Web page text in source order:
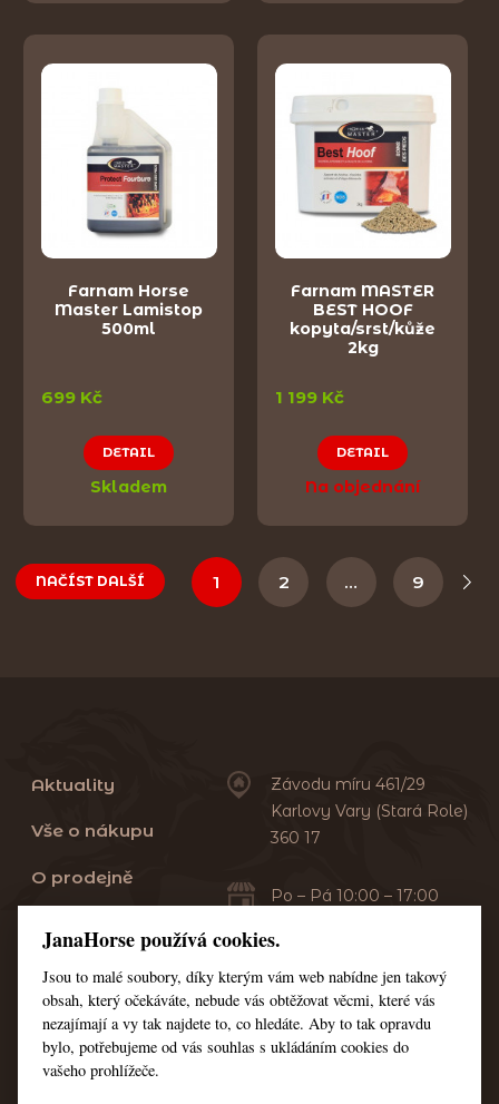
Farnam Horse
Master Lamistop
500ml
699 Kč
DETAIL
Skladem
Farnam MASTER
BEST HOOF
kopyta/srst/kůže
2kg
1 199 Kč
DETAIL
Na objednání
NAČÍST DALŠÍ 1 2 … 9
Aktuality
Vše o nákupu
O prodejně
Servis
Kontakt
Nastavení cookies
Závodu míru 461/29
Karlovy Vary (Stará Role)
360 17
Po – Pá 10:00 – 17:00
+420 353 549 410
+420 608 444 378
JanaHorse používá cookies.
Jsou to malé soubory, díky kterým vám web nabídne jen takový
obsah, který očekáváte, nebude vás obtěžovat věcmi, které vás
nezajímají a vy tak najdete to, co hledáte. Aby to tak opravdu
bylo, potřebujeme od vás souhlas s ukládáním cookies do
vašeho prohlížeče.